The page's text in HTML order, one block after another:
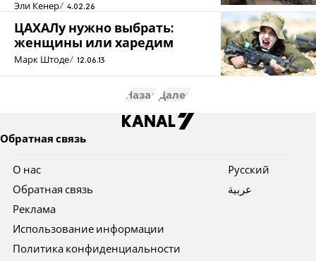
Эли Кенер 4.02.26
ЦАХАЛу нужно выбрать:
женщины или харедим
Марк Штоде 12.06.13
Назад Далее
Обратная связь
О нас
Обратная связь
Реклама
Использование информации
Политика конфиденциальности
Pусский
عربية